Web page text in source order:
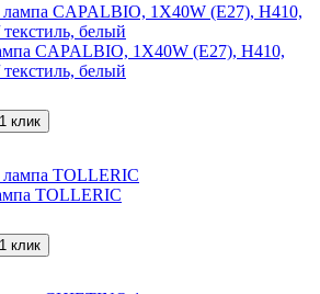
CAPALBIO, 1X40W (E27), H410,
белый
клик
TOLLERIC
клик